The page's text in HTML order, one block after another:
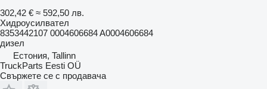
302,42 € ≈ 592,50 лв.
Хидроусилвател
8353442107 0004606684 A0004606684
дизел
Естония, Tallinn
TruckParts Eesti OÜ
Свържете се с продавача